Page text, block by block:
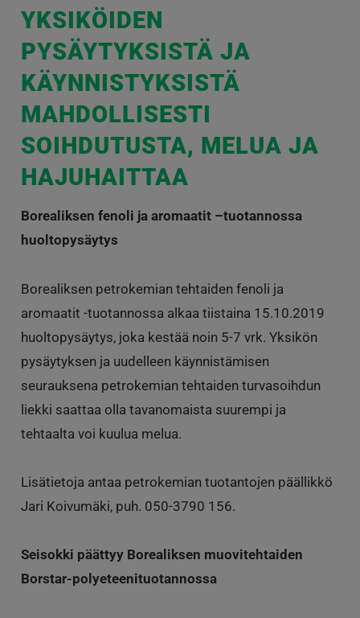
YKSIKÖIDEN
PYSÄYTYKSISTÄ JA
KÄYNNISTYKSISTÄ
MAHDOLLISESTI
SOIHDUTUSTA, MELUA JA
HAJUHAITTAA
Borealiksen fenoli ja aromaatit –tuotannossa
huoltopysäytys
Borealiksen petrokemian tehtaiden fenoli ja
aromaatit -tuotannossa alkaa tiistaina 15.10.2019
huoltopysäytys, joka kestää noin 5-7 vrk. Yksikön
pysäytyksen ja uudelleen käynnistämisen
seurauksena petrokemian tehtaiden turvasoihdun
liekki saattaa olla tavanomaista suurempi ja
tehtaalta voi kuulua melua.
Lisätietoja antaa petrokemian tuotantojen päällikkö
Jari Koivumäki, puh. 050-3790 156.
Seisokki päättyy Borealiksen muovitehtaiden
Borstar-polyeteenituotannossa